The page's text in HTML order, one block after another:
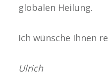
globalen Heilung.
Ich wünsche Ihnen
Ulrich